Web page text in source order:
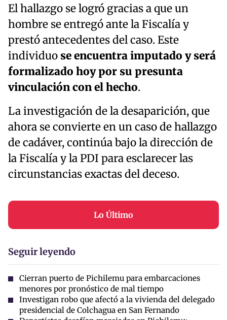
El hallazgo se logró gracias a que un
hombre se entregó ante la Fiscalía y
prestó antecedentes del caso. Este
individuo se encuentra imputado y será
formalizado hoy por su presunta
vinculación con el hecho.
La investigación de la desaparición, que
ahora se convierte en un caso de hallazgo
de cadáver, continúa bajo la dirección de
la Fiscalía y la PDI para esclarecer las
circunstancias exactas del deceso.
Lo Último
Seguir leyendo
Cierran puerto de Pichilemu para embarcaciones
menores por pronóstico de mal tiempo
Investigan robo que afectó a la vivienda del delegado
presidencial de Colchagua en San Fernando